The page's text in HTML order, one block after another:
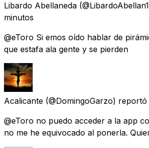
Libardo Abellaneda
minutos
@eToro Si emos oído hablar de
que estafa ala gente y se pierden
Acalicante (@DomingoGarzo) reportó
@eToro no puedo acceder a la app
no me he equivocado al ponerla.